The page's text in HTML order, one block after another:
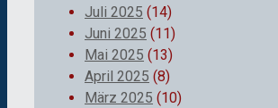
Juli 2025 (14)
Juni 2025 (11)
Mai 2025 (13)
April 2025 (8)
März 2025 (10)